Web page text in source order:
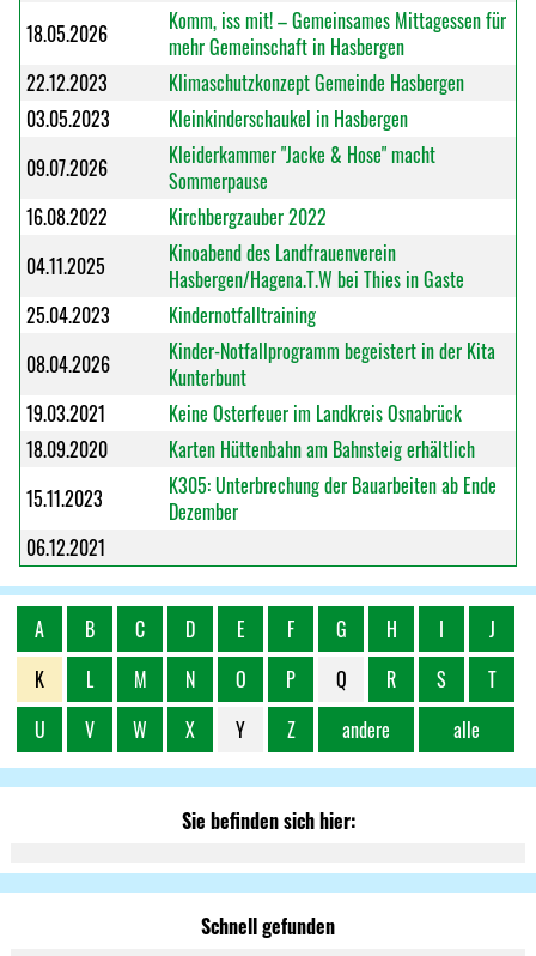
18.05.2026
Komm, iss mit! – Gemeinsames Mittagessen für
mehr Gemeinschaft in Hasbergen
22.12.2023
Klimaschutzkonzept Gemeinde Hasbergen
03.05.2023
Kleinkinderschaukel in Hasbergen
09.07.2026
Kleiderkammer "Jacke & Hose" macht
Sommerpause
16.08.2022
Kirchbergzauber 2022
04.11.2025
Kinoabend des Landfrauenverein
Hasbergen/Hagena.T.W bei Thies in Gaste
25.04.2023
Kindernotfalltraining
08.04.2026
Kinder-Notfallprogramm begeistert in der Kita
Kunterbunt
19.03.2021
Keine Osterfeuer im Landkreis Osnabrück
18.09.2020
Karten Hüttenbahn am Bahnsteig erhältlich
15.11.2023
K305: Unterbrechung der Bauarbeiten ab Ende
Dezember
06.12.2021
alle
A B C D E F G H I
J
K
L M N O P Q R S
T
U
V W X Y Z andere
Sie befinden sich hier:
Schnell gefunden